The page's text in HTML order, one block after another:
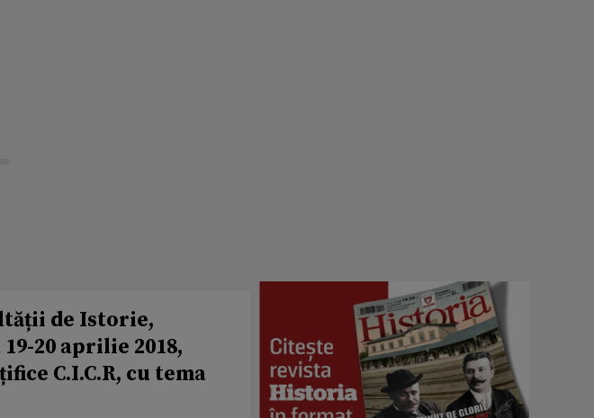
de Istorie,
20 aprilie 2018,
C.I.C.R, cu tema